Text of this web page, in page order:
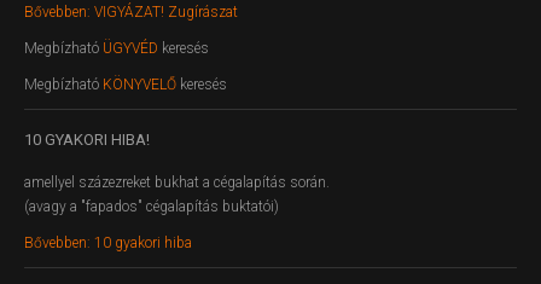
Bővebben: VIGYÁZAT! Zugírászat
Megbízható ÜGYVÉD keresés
Megbízható KÖNYVELŐ keresés
10 GYAKORI HIBA!
amellyel százezreket bukhat a cégalapítás során.
(avagy a "fapados" cégalapítás buktatói)
Bővebben: 10 gyakori hiba